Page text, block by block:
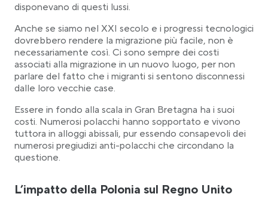
disponevano di questi lussi.
Anche se siamo nel XXI secolo e i progressi tecnologici
dovrebbero rendere la migrazione più facile, non è
necessariamente così. Ci sono sempre dei costi
associati alla migrazione in un nuovo luogo, per non
parlare del fatto che i migranti si sentono disconnessi
dalle loro vecchie case.
Essere in fondo alla scala in Gran Bretagna ha i suoi
costi. Numerosi polacchi hanno sopportato e vivono
tuttora in alloggi abissali, pur essendo consapevoli dei
numerosi pregiudizi anti-polacchi che circondano la
questione.
L’impatto della Polonia sul Regno Unito